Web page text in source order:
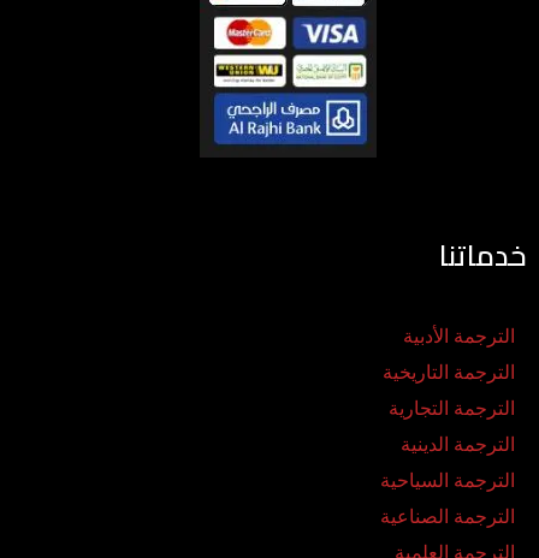
خدماتنا
الترجمة الأدبية
الترجمة التاريخية
الترجمة التجارية
الترجمة الدينية
الترجمة السياحية
الترجمة الصناعية
الترجمة العلمية